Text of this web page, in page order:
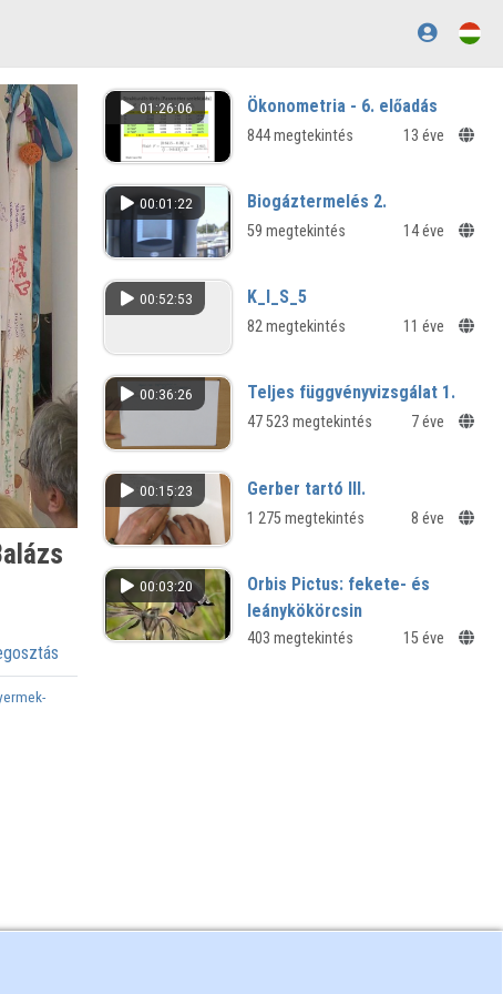
01:26:06 Ökonometria - 6. előadás
844 megtekintés 13 éve
00:01:22 Biogáztermelés 2.
59 megtekintés 14 éve
00:52:53 K_I_S_5
82 megtekintés 11 éve
00:36:26 Teljes függvényvizsgálat 1.
47 523 megtekintés 7 éve
00:15:23 Gerber tartó III.
1 275 megtekintés 8 éve
00:03:20
Orbis Pictus: fekete- és
leánykökörcsin
Magyarországi védett növényfajok
403 megtekintés 15 éve